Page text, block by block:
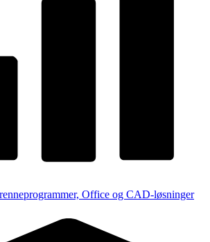
Office og CAD-løsninger